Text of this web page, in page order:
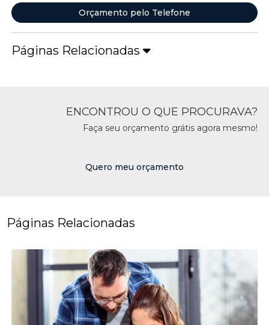
Orçamento pelo Telefone
Páginas Relacionadas
ENCONTROU O QUE PROCURAVA?
Faça seu orçamento grátis agora mesmo!
Quero meu orçamento
Páginas Relacionadas